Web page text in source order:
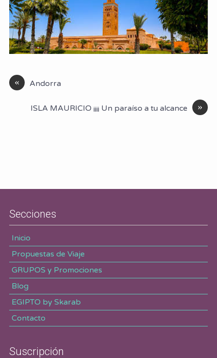
« Andorra
»
ISLA MAURICIO ¡¡¡¡ Un paraíso a tu alcance
Secciones
Inicio
Propuestas de Viaje
GRUPOS y Promociones
Blog
EGIPTO by Skarab
Contacto
Suscripción